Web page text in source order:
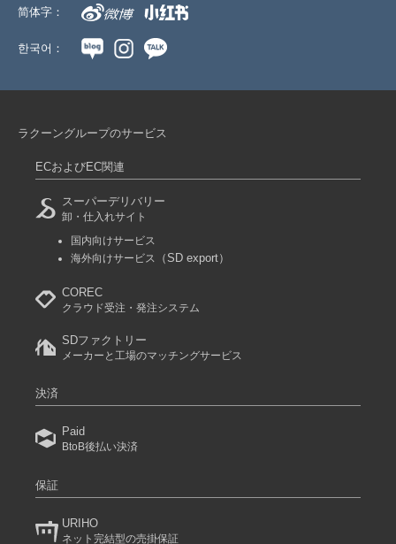
简体字：
한국어：
ラクーングループのサービス
ECおよびEC関連
スーパーデリバリー
卸・仕入れサイト
国内向けサービス
海外向けサービス
（SD export）
COREC
クラウド受注・発注システム
SDファクトリー
メーカーと工場のマッチングサービス
決済
Paid
BtoB後払い決済
保証
URIHO
ネット完結型の売掛保証